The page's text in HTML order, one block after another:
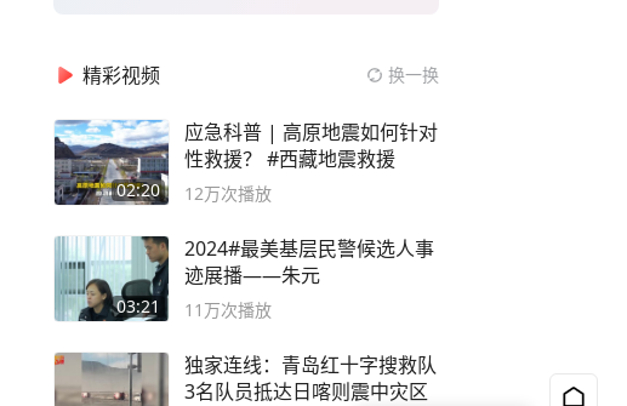
精彩视频 换一换
02:20
应急科普 | 高原地震如何针对
性救援？ #西藏地震救援
12万次播放
03:21
2024#最美基层民警候选人事
迹展播——朱元
11万次播放
独家连线：青岛红十字搜救队
3名队员抵达日喀则震中灾区